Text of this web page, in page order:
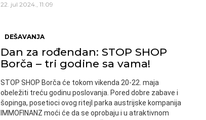
22. jul 2024., 11:09
DEŠAVANJA
Dan za rođendan: STOP SHOP
Borča – tri godine sa vama!
STOP SHOP Borča će tokom vikenda 20-22. maja
obeležiti treću godinu poslovanja. Pored dobre zabave i
šopinga, posetioci ovog ritejl parka austrijske kompanija
IMMOFINANZ moći će da se oprobaju i u atraktivnom